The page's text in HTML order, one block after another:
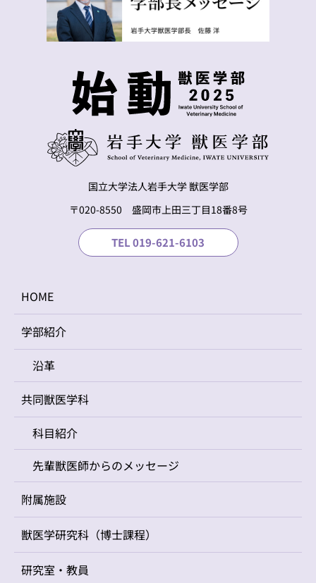
国立大学法人岩手大学 獣医学部
〒020-8550 盛岡市上⽥三丁⽬18番8号
TEL 019-621-6103
HOME
学部紹介
沿革
共同獣医学科
科目紹介
先輩獣医師からのメッセージ
附属施設
獣医学研究科（博士課程）
研究室・教員